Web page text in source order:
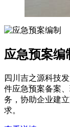
应急预案编
四川吉之源科技
件应急预案备案
务，协助企业建
求。